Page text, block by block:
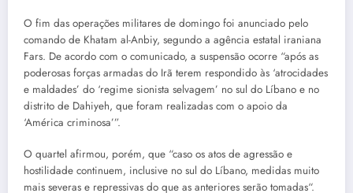
O fim das operações militares de domingo foi anunciado pelo
comando de Khatam al-Anbiy, segundo a agência estatal iraniana
Fars. De acordo com o comunicado, a suspensão ocorre “após as
poderosas forças armadas do Irã terem respondido às ‘atrocidades
e maldades’ do ‘regime sionista selvagem’ no sul do Líbano e no
distrito de Dahiyeh, que foram realizadas com o apoio da
‘América criminosa’”.
O quartel afirmou, porém, que “caso os atos de agressão e
hostilidade continuem, inclusive no sul do Líbano, medidas muito
mais severas e repressivas do que as anteriores serão tomadas“.